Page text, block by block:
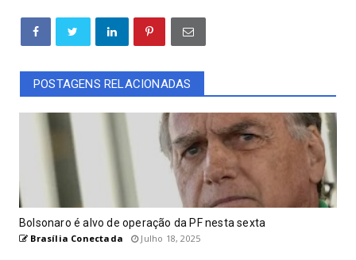
POSTAGENS RELACIONADAS
Bolsonaro é alvo de operação da PF nesta sexta
Brasília Conectada Julho 18, 2025